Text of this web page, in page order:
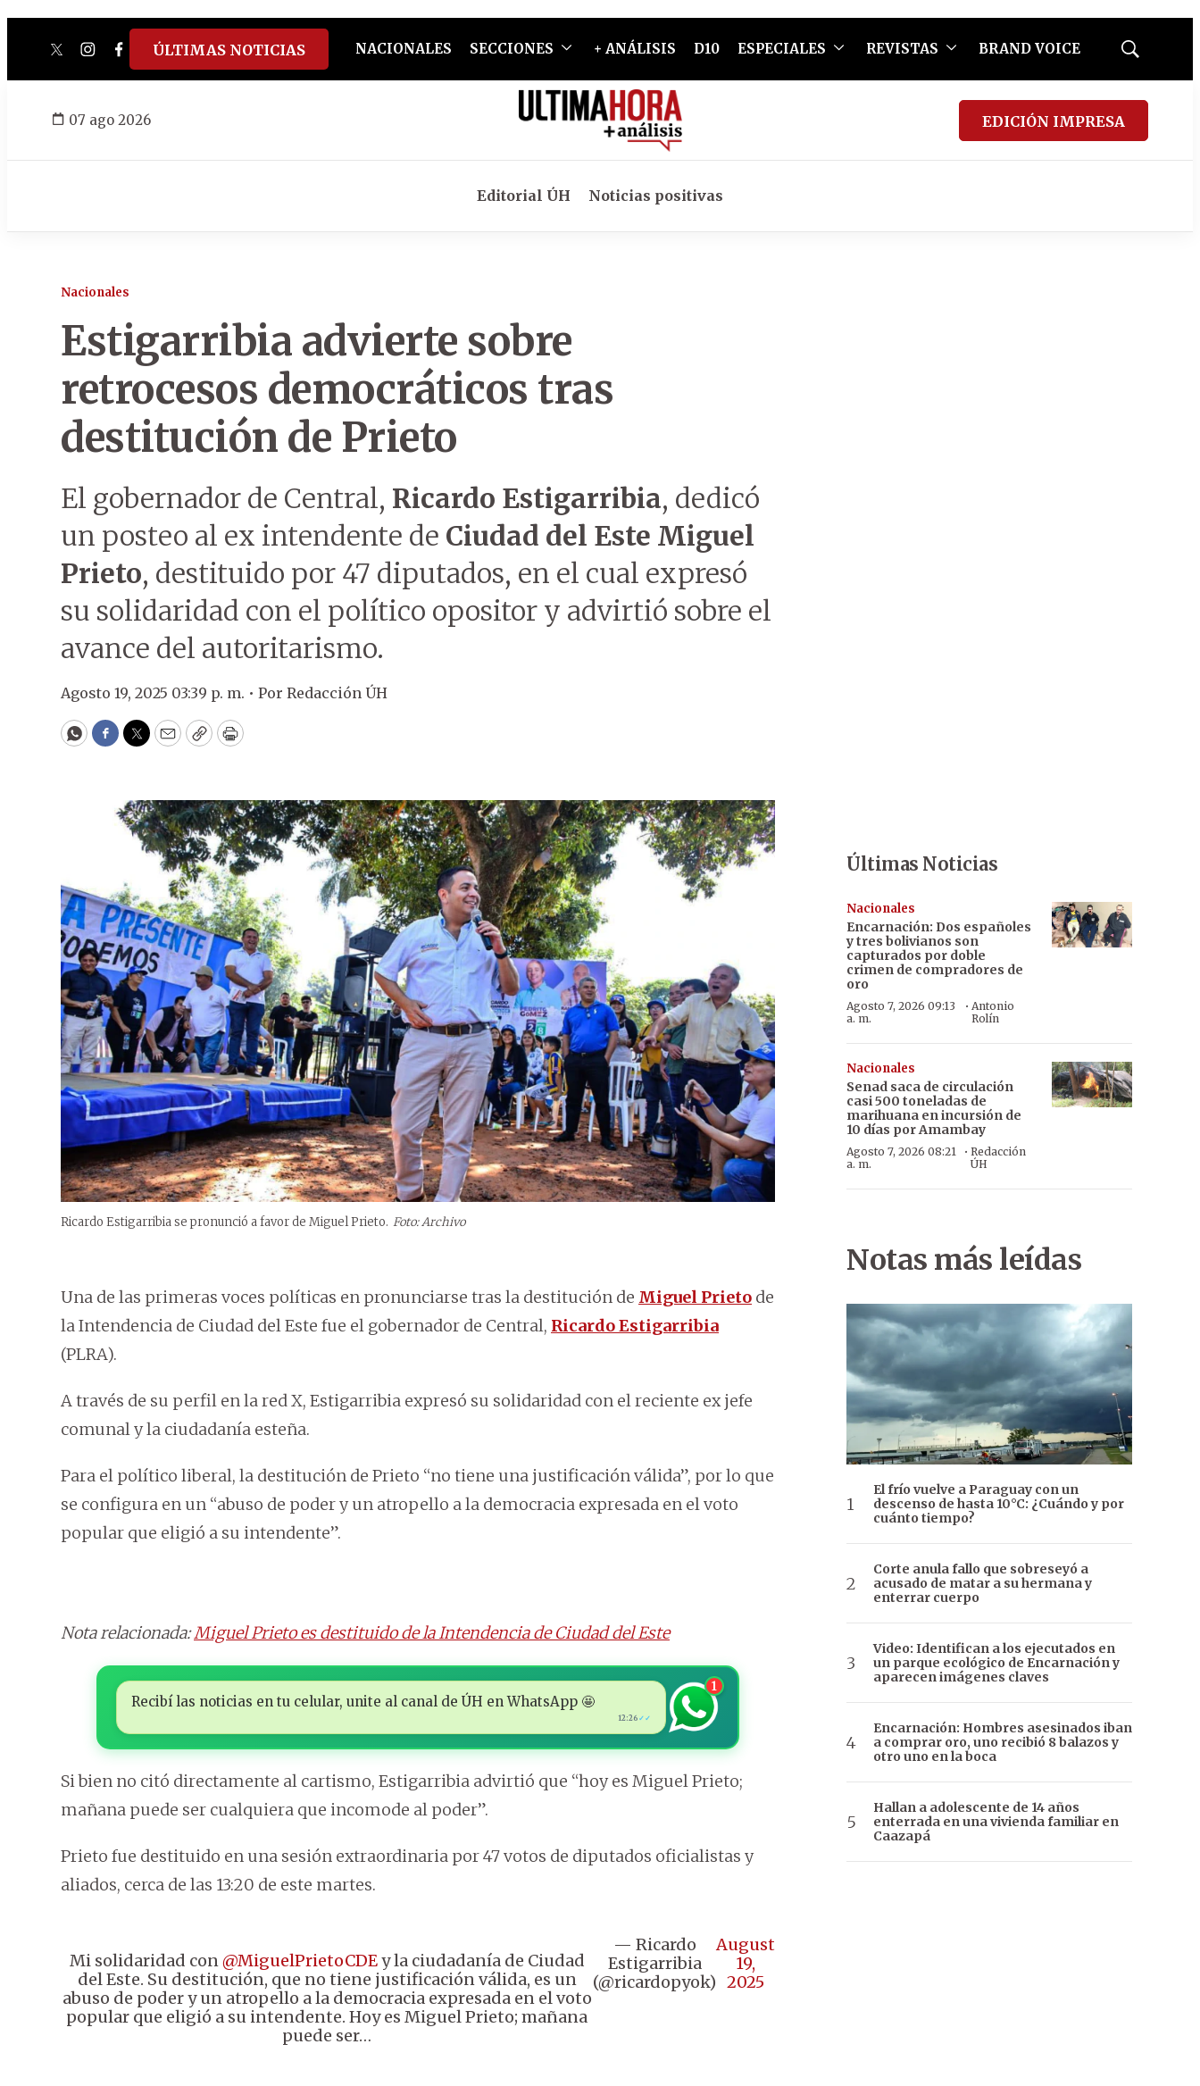
twitterinstagram
facebook
tiktokyoutube
spotify
ÚLTIMAS NOTICIAS NACIONALES SECCIONES + ANÁLISIS D10 ESPECIALES REVISTAS BRAND VOICE
Mostrar
07 ago 2026 EDICIÓN IMPRESA
Editorial ÚH Noticias positivas
Nacionales
Estigarribia advierte sobre
retrocesos democráticos tras
destitución de Prieto
El gobernador de Central, Ricardo Estigarribia, dedicó
un posteo al ex intendente de Ciudad del Este Miguel
Prieto, destituido por 47 diputados, en el cual expresó
su solidaridad con el político opositor y advirtió sobre el
avance del autoritarismo.
Agosto 19, 2025 03:39 p. m. • Por Redacción ÚH
WhatsApp
Facebook
Twitter
EmailCopyPrint
Ricardo Estigarribia se pronunció a favor de Miguel Prieto. Foto: Archivo
Una de las primeras voces políticas en pronunciarse tras la destitución de Miguel Prieto de
la Intendencia de Ciudad del Este fue el gobernador de Central, Ricardo Estigarribia
(PLRA).
A través de su perfil en la red X, Estigarribia expresó su solidaridad con el reciente ex jefe
comunal y la ciudadanía esteña.
Para el político liberal, la destitución de Prieto “no tiene una justificación válida”, por lo que
se configura en un “abuso de poder y un atropello a la democracia expresada en el voto
popular que eligió a su intendente”.
Nota relacionada:Miguel Prieto es destituido de la Intendencia de Ciudad del Este
Recibí las noticias en tu celular, unite al canal de ÚH en WhatsApp 🤩
12:26 ✓✓
1
Si bien no citó directamente al cartismo, Estigarribia advirtió que “hoy es Miguel Prieto;
mañana puede ser cualquiera que incomode al poder”.
Prieto fue destituido en una sesión extraordinaria por 47 votos de diputados oficialistas y
aliados, cerca de las 13:20 de este martes.
Mi solidaridad con@MiguelPrietoCDEy la ciudadanía de Ciudad
del Este. Su destitución, que no tiene justificación válida, es un
abuso de poder y un atropello a la democracia expresada en el voto
popular que eligió a su intendente. Hoy es Miguel Prieto; mañana
puede ser…
— Ricardo
Estigarribia
(@ricardopyok)
August
19,
2025
Últimas Noticias
Nacionales
Encarnación: Dos españoles
y tres bolivianos son
capturados por doble
crimen de compradores de
oro
Agosto 7, 2026 09:13
a. m.
·Antonio
Rolín
Nacionales
Senad saca de circulación
casi 500 toneladas de
marihuana en incursión de
10 días por Amambay
Agosto 7, 2026 08:21
a. m.
·Redacción
ÚH
Notas más leídas
El frío vuelve a Paraguay con un
descenso de hasta 10°C: ¿Cuándo y por
cuánto tiempo?
Corte anula fallo que sobreseyó a
acusado de matar a su hermana y
enterrar cuerpo
Video: Identifican a los ejecutados en
un parque ecológico de Encarnación y
aparecen imágenes claves
Encarnación: Hombres asesinados iban
a comprar oro, uno recibió 8 balazos y
otro uno en la boca
Hallan a adolescente de 14 años
enterrada en una vivienda familiar en
Caazapá